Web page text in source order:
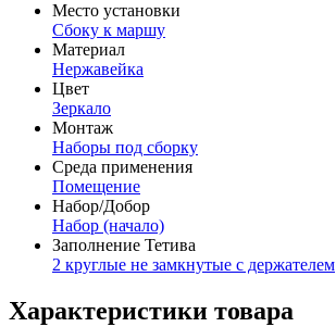
Место установки
Сбоку к маршу
Материал
Нержавейка
Цвет
Зеркало
Монтаж
Наборы под сборку
Среда применения
Помещение
Набор/Добор
Набор (начало)
Заполнение Тетива
2 круглые не замкнутые с держателем
Характеристики товара